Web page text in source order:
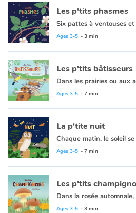
Les p'tits phasmes
Ages 3-5 - 3 min
Les p'tits bâtisseurs
Ages 3-5 - 7 min
La p'tite nuit
Ages 3-5 - 7 min
Les p'tits
Ages 3-5 - 3 min